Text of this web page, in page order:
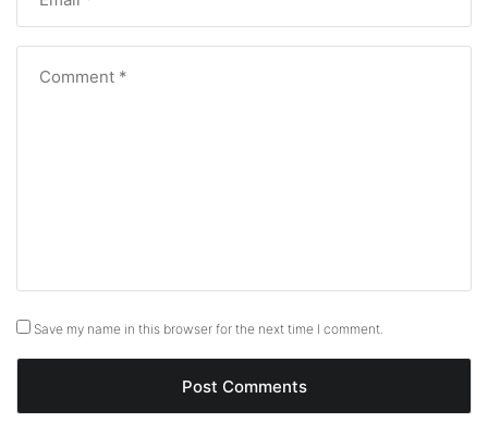
Save my name in this browser for the next time I comment.